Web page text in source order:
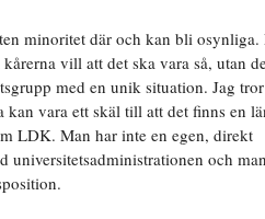
minoritet där och kan bli osynliga.
vill att det ska vara så, utan
med en unik situation. Jag tror
kan vara ett skäl till att det finns en
LDK. Man har inte en egen, direkt
universitetsadministrationen och